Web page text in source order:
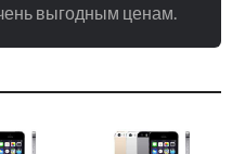
выгодным ценам.